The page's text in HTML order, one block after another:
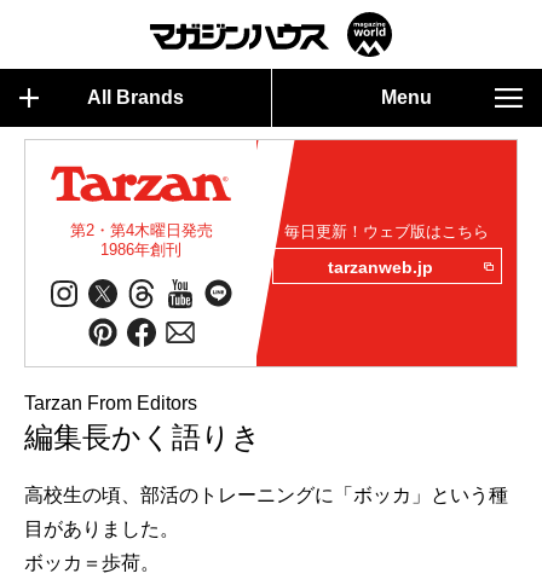
All Brands Menu
第2・第4木曜日発売
1986年創刊
毎日更新！ウェブ版はこちら
tarzanweb.jp
Tarzan From Editors
編集長かく語りき
高校生の頃、部活のトレーニングに「ボッカ」という種
目がありました。
ボッカ＝歩荷。